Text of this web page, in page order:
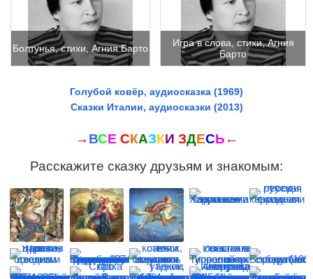
Болтунья, стихи, Агния Барто
Игра в слова, стихи, Агния
Барто
Голубой ковёр, аудиосказка (1969)
Сказки Италии, аудиосказки (2013)
→ ВСЕ СКАЗКИ ЗДЕСЬ ←
Расскажите сказку друзьям и знакомым: